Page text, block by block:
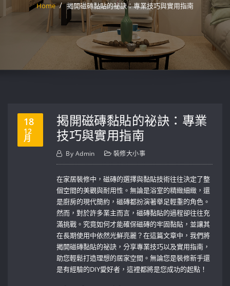
Home 揭開磁磚黏貼的祕訣：專業技巧與實用指南
18
12
月
揭開磁磚黏貼的祕訣：專業
技巧與實用指南
By Admin 裝修大小事
在家居裝修中，磁磚的選擇與黏貼技術往往決定了整
個空間的美觀與耐用性。無論是浴室的精緻細緻，還
是廚房的現代簡約，磁磚都扮演著舉足輕重的角色。
然而，對於許多業主而言，磁磚黏貼的過程卻往往充
滿挑戰。究竟如何才能確保磁磚的牢固黏貼，並讓其
在長期使用中依然光鮮亮麗？在這篇文章中，我們將
揭開磁磚黏貼的祕訣，分享專業技巧以及實用指南，
助您輕鬆打造理想的居家空間。無論您是裝修新手還
是有經驗的DIY愛好者，這裡都將是您成功的起點！